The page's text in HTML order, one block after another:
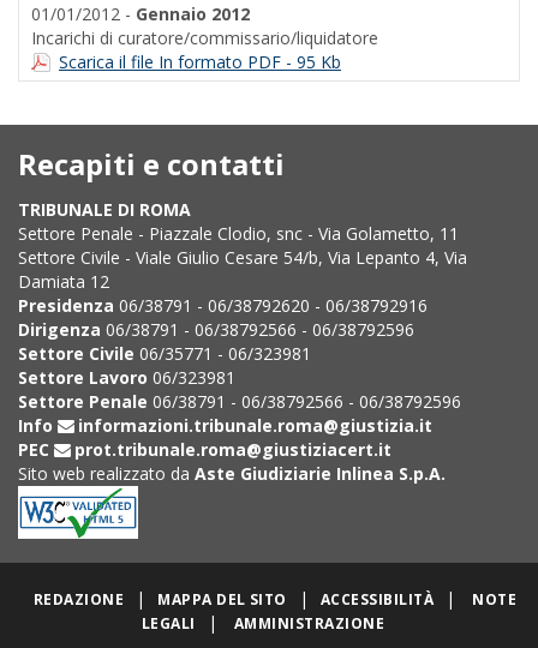
01/01/2012 - Gennaio 2012
Incarichi di curatore/commissario/liquidatore
Scarica il file In formato PDF - 95 Kb
Recapiti e contatti
TRIBUNALE DI ROMA
Settore Penale - Piazzale Clodio, snc - Via Golametto, 11
Settore Civile - Viale Giulio Cesare 54/b, Via Lepanto 4, Via
Damiata 12
Presidenza 06/38791 - 06/38792620 - 06/38792916
Dirigenza 06/38791 - 06/38792566 - 06/38792596
Settore Civile 06/35771 - 06/323981
Settore Lavoro 06/323981
Settore Penale 06/38791 - 06/38792566 - 06/38792596
Info
informazioni.tribunale.roma@giustizia.it
PEC
prot.tribunale.roma@giustiziacert.it
Sito web realizzato da Aste Giudiziarie Inlinea S.p.A.
REDAZIONE | MAPPA DEL SITO | ACCESSIBILITÀ |
NOTE
LEGALI
| AMMINISTRAZIONE